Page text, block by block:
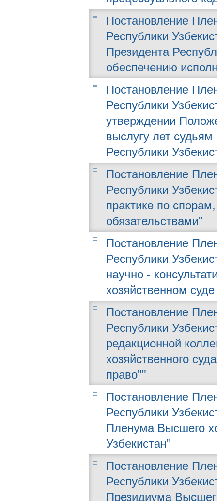
Постановление
Республики
Президента
обеспечению
Постановление
Республики
утверждении
выслугу лет
Республики
Постановление
Республики
практике по
обязательствами"
Постановление
Республики
научно -
хозяйственном
Постановление
Республики
редакционной
хозяйственного
право""
Постановление
Республики
Пленума Высшего
Узбекистан"
Постановление
Республики
Президиума